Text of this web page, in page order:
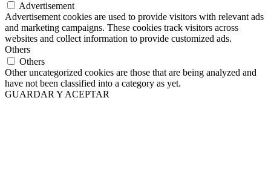
Advertisement
Advertisement cookies are used to provide visitors with relevant ads
and marketing campaigns. These cookies track visitors across
websites and collect information to provide customized ads.
Others
Others
Other uncategorized cookies are those that are being analyzed and
have not been classified into a category as yet.
GUARDAR Y ACEPTAR